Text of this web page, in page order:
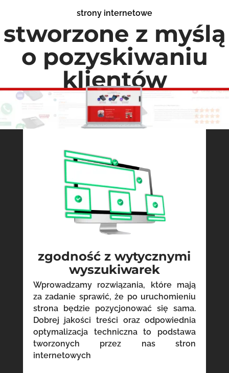
strony internetowe
stworzone z myślą
o pozyskiwaniu
klientów
zgodność z wytycznymi
wyszukiwarek
Wprowadzamy rozwiązania, które mają
za zadanie sprawić, że po uruchomieniu
strona będzie pozycjonować się sama.
Dobrej jakości treści oraz odpowiednia
optymalizacja techniczna to podstawa
tworzonych przez nas stron
internetowych